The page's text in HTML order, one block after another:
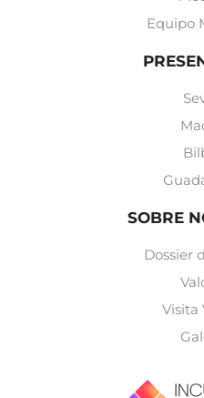
Equipo
SOBRE
Dossier
Visita